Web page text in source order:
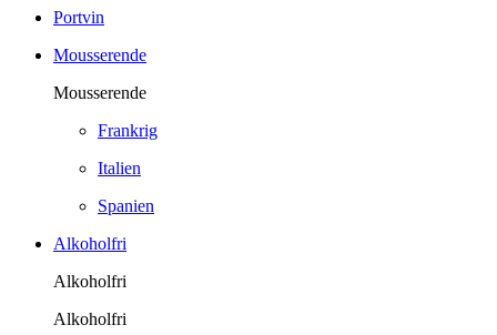
Portvin
Mousserende
Mousserende
Frankrig
Italien
Spanien
Alkoholfri
Alkoholfri
Alkoholfri